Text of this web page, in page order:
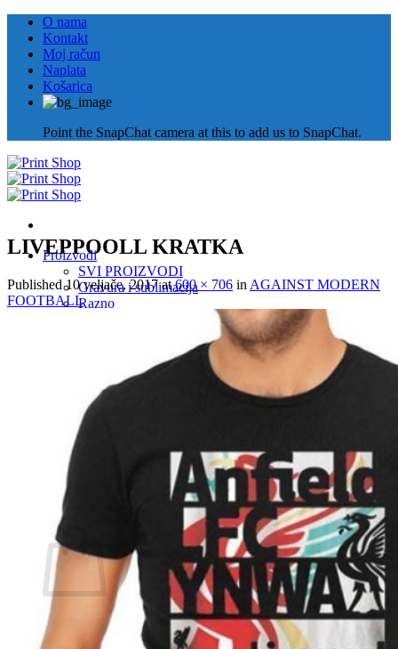
Skip
content
O nama
Kontakt
Moj račun
Naplata
Košarica
Point the SnapChat camera at this to add us to SnapChat.
Proizvodi
SVI PROIZVODI
Gravura i sublimacija
Razno
Majice za maturante
Košarica
Nema proizvoda u košarici.
LIVEPPOOLL KRATKA
Published10 veljače, 2017at600 × 706 in AGAINST MODERN
FOOTBALL